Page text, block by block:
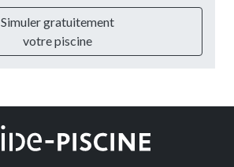
Simuler gratuitement
votre piscine